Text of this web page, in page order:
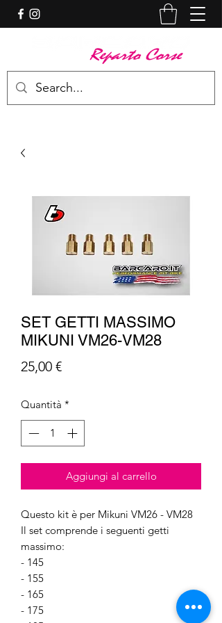
SET GETTI MASSIMO
MIKUNI VM26-VM28
25,00 €Prezzo
Quantità *
Aggiungi al carrello
Questo kit è per Mikuni VM26 - VM28
Il set comprende i seguenti getti
massimo:
- 145
- 155
- 165
- 175